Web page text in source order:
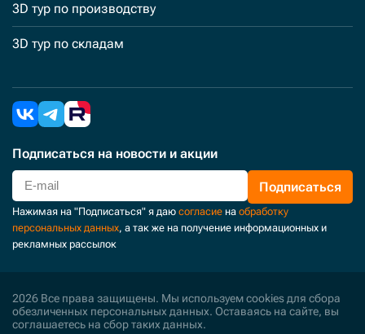
3D тур по производству
3D тур по складам
Подписаться на новости и акции
Подписаться
Нажимая на "Подписаться" я даю согласие на обработку
персональных данных, а так же на получение информационных и
рекламных рассылок
2026 Все права защищены. Мы используем cookies для сбора
обезличенных персональных данных. Оставаясь на сайте, вы
соглашаетесь на сбор таких данных.